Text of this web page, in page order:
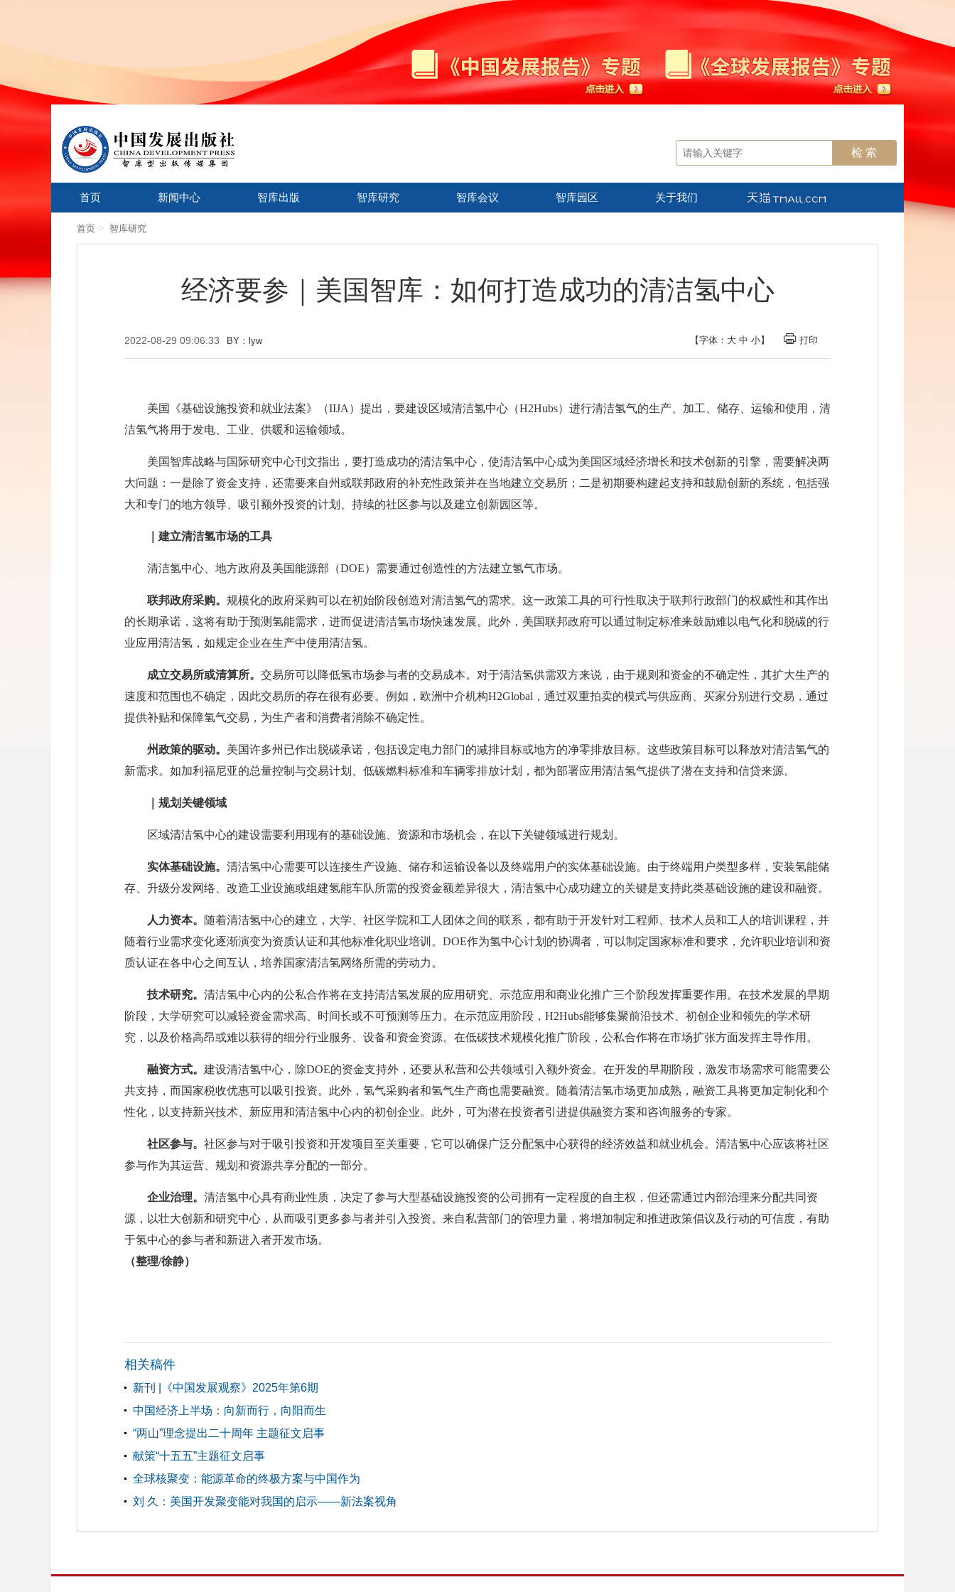
首页 新闻中心 智库出版 智库研究 智库会议 智库园区 关于我们
首页 > 智库研究
经济要参｜美国智库：如何打造成功的清洁氢中心
2022-08-29 09:06:33 BY：lyw 【字体： 大 中 小】 打印
美国《基础设施投资和就业法案》（IIJA）提出，要建设区域清洁氢中心（H2Hubs）进行清洁氢气的生产、加工、储存、运输和使用，清
洁氢气将用于发电、工业、供暖和运输领域。
美国智库战略与国际研究中心刊文指出，要打造成功的清洁氢中心，使清洁氢中心成为美国区域经济增长和技术创新的引擎，需要解决两
大问题：一是除了资金支持，还需要来自州或联邦政府的补充性政策并在当地建立交易所；二是初期要构建起支持和鼓励创新的系统，包括强
大和专门的地方领导、吸引额外投资的计划、持续的社区参与以及建立创新园区等。
｜建立清洁氢市场的工具
清洁氢中心、地方政府及美国能源部（DOE）需要通过创造性的方法建立氢气市场。
联邦政府采购。 规模化的政府采购可以在初始阶段创造对清洁氢气的需求。这一政策工具的可行性取决于联邦行政部门的权威性和其作出
的长期承诺，这将有助于预测氢能需求，进而促进清洁氢市场快速发展。此外，美国联邦政府可以通过制定标准来鼓励难以电气化和脱碳的行
业应用清洁氢，如规定企业在生产中使用清洁氢。
成立交易所或清算所。 交易所可以降低氢市场参与者的交易成本。对于清洁氢供需双方来说，由于规则和资金的不确定性，其扩大生产的
速度和范围也不确定，因此交易所的存在很有必要。例如，欧洲中介机构H2Global，通过双重拍卖的模式与供应商、买家分别进行交易，通过
提供补贴和保障氢气交易，为生产者和消费者消除不确定性。
州政策的驱动。 美国许多州已作出脱碳承诺，包括设定电力部门的减排目标或地方的净零排放目标。这些政策目标可以释放对清洁氢气的
新需求。如加利福尼亚的总量控制与交易计划、低碳燃料标准和车辆零排放计划，都为部署应用清洁氢气提供了潜在支持和信贷来源。
｜规划关键领域
区域清洁氢中心的建设需要利用现有的基础设施、资源和市场机会，在以下关键领域进行规划。
实体基础设施。 清洁氢中心需要可以连接生产设施、储存和运输设备以及终端用户的实体基础设施。由于终端用户类型多样，安装氢能储
存、升级分发网络、改造工业设施或组建氢能车队所需的投资金额差异很大，清洁氢中心成功建立的关键是支持此类基础设施的建设和融资。
人力资本。
随着清洁氢中心的建立，大学、社区学院和工人团体之间的联系，都有助于开发针对工程师、技术人员和工人的培训课程，并
随着行业需求变化逐渐演变为资质认证和其他标准化职业培训。DOE作为氢中心计划的协调者，可以制定国家标准和要求，允许职业培训和资
质认证在各中心之间互认，培养国家清洁氢网络所需的劳动力。
技术研究。 清洁氢中心内的公私合作将在支持清洁氢发展的应用研究、示范应用和商业化推广三个阶段发挥重要作用。在技术发展的早期
阶段，大学研究可以减轻资金需求高、时间长或不可预测等压力。在示范应用阶段，H2Hubs能够集聚前沿技术、初创企业和领先的学术研
究，以及价格高昂或难以获得的细分行业服务、设备和资金资源。在低碳技术规模化推广阶段，公私合作将在市场扩张方面发挥主导作用。
融资方式。 建设清洁氢中心，除DOE的资金支持外，还要从私营和公共领域引入额外资金。在开发的早期阶段，激发市场需求可能需要公
共支持，而国家税收优惠可以吸引投资。此外，氢气采购者和氢气生产商也需要融资。随着清洁氢市场更加成熟，融资工具将更加定制化和个
性化，以支持新兴技术、新应用和清洁氢中心内的初创企业。此外，可为潜在投资者引进提供融资方案和咨询服务的专家。
社区参与。 社区参与对于吸引投资和开发项目至关重要，它可以确保广泛分配氢中心获得的经济效益和就业机会。清洁氢中心应该将社区
参与作为其运营、规划和资源共享分配的一部分。
企业治理。 清洁氢中心具有商业性质，决定了参与大型基础设施投资的公司拥有一定程度的自主权，但还需通过内部治理来分配共同资
源，以壮大创新和研究中心，从而吸引更多参与者并引入投资。来自私营部门的管理力量，将增加制定和推进政策倡议及行动的可信度，有助
于氢中心的参与者和新进入者开发市场。
（整理/徐静）
相关稿件
新刊 |《中国发展观察》2025年第6期
中国经济上半场：向新而行，向阳而生
“两山”理念提出二十周年 主题征文启事
献策“十五五”主题征文启事
全球核聚变：能源革命的终极方案与中国作为
刘 久：美国开发聚变能对我国的启示——新法案视角